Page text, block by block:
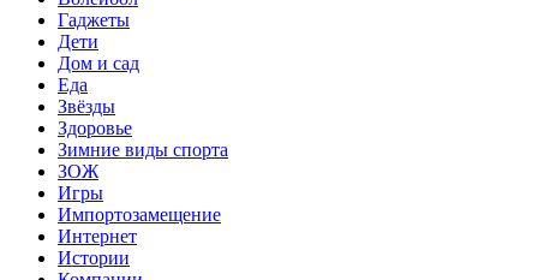
Гаджеты
Дети
Дом и сад
Еда
Звёзды
Здоровье
Зимние виды спорта
ЗОЖ
Игры
Импортозамещение
Интернет
Истории